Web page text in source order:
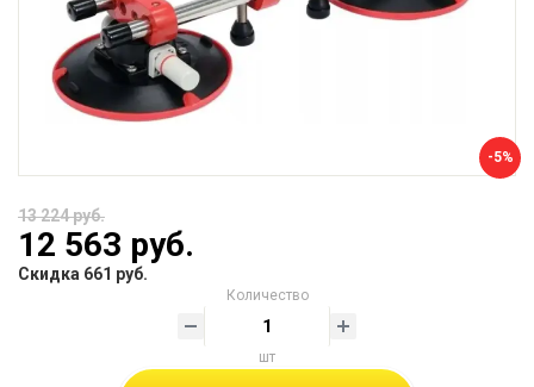
-5%
13 224 руб.
12 563 руб.
Скидка 661 руб.
Количество
шт